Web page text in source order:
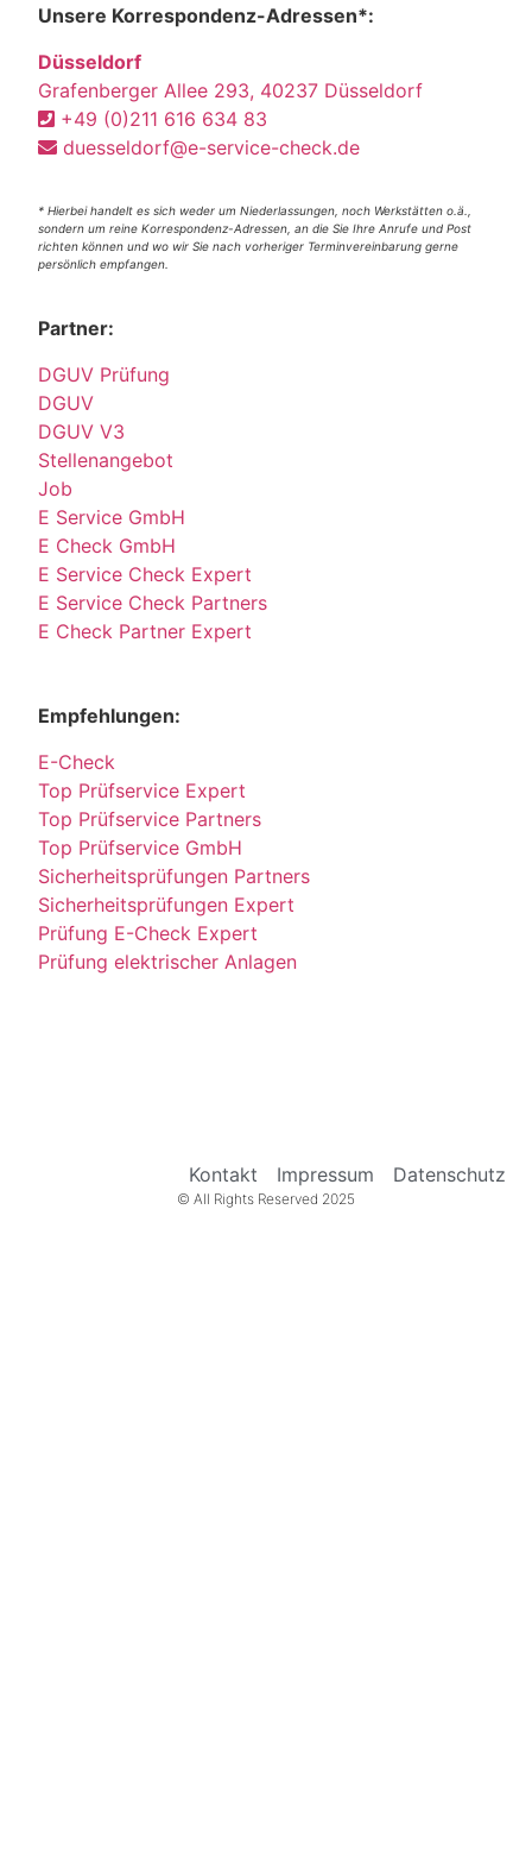
Unsere Korrespondenz-Adressen*:
Düsseldorf
Grafenberger Allee 293, 40237 Düsseldorf
+49 (0)211 616 634 83
duesseldorf@e-service-check.de
* Hierbei handelt es sich weder um Niederlassungen, noch Werkstätten o.ä.,
sondern um reine Korrespondenz-Adressen, an die Sie Ihre Anrufe und Post
richten können und wo wir Sie nach vorheriger Terminvereinbarung gerne
persönlich empfangen.
Partner:
DGUV Prüfung
DGUV
DGUV V3
Stellenangebot
Job
E Service GmbH
E Check GmbH
E Service Check Expert
E Service Check Partners
E Check Partner Expert
Empfehlungen:
E-Check
Top Prüfservice Expert
Top Prüfservice Partners
Top Prüfservice GmbH
Sicherheitsprüfungen Partners
Sicherheitsprüfungen Expert
Prüfung E-Check Expert
Prüfung elektrischer Anlagen
Kontakt Impressum Datenschutz
© All Rights Reserved 2025